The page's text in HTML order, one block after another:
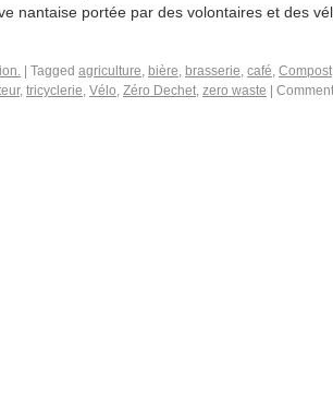
nantaise portée par des volontaires et des
Tagged agriculture, bière, brasserie, café, Compost
, tricyclerie, Vélo, Zéro Dechet, zero waste